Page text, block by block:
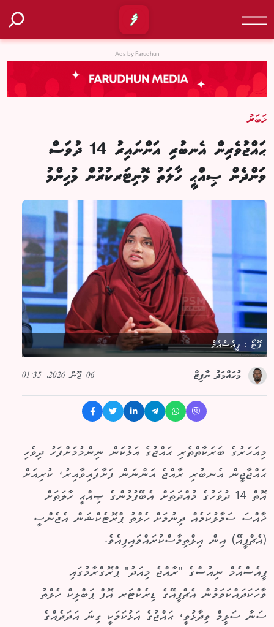
Ads by Farudhun
ޚަބަރު
ޙައްޖުވެރިން އެނބުރި އަންނައިރު 14 ދުވަސް
ވަންދެން ޞިއްޙީ ހާލަތު މޮނިޓަރކުރުން މުހިންމު
ފޮޓޯ : ޕީއެސްއެމް
މުހައްމަދު ނާފިޒް 06 ޖޫން 2026، 01:35
މިއަހަރުގެ ބަރަކާތްތެރި ޙައްޖުގެ އަޅުކަން ނިންމުމަށްފަހު ދިވެހި
ޙައްޖާޖީން އެނބުރި ރާއްޖެ އަންނަން ފަށާފައިވާއިރު، ކުރިއަށް
އޮތް 14 ދުވަހުގެ މުއްދަތަށް އެބޭފުޅުންގެ ޞިއްޙީ ހާލަތަށް
ޚާއްސަ ސަމާލުކަމެއް ދިނުމަށް ހެލްތު ޕްރޮޓެކްޝަން އެޖެންސީ
(އެޗްޕީއޭ) އިން އިލްތިމާސްކުރައްވައިފިއެވެ.
ޕީއެސްއެމް ނިއުސްގެ "ރާއްޖެ މިއަދު" ޕްރޮގްރާމުގައި
ވާހަކަދައްކަވަމުން އެޗްޕީއޭގެ ޑިރެކްޓަރ އޮފް ޕަބްލިކް ހެލްތު
ސަނާ ސަލީމް ވިދާޅުވީ، ޙައްޖުގެ އަޅުކަމަކީ ގިނަ އަދަދެއްގެ